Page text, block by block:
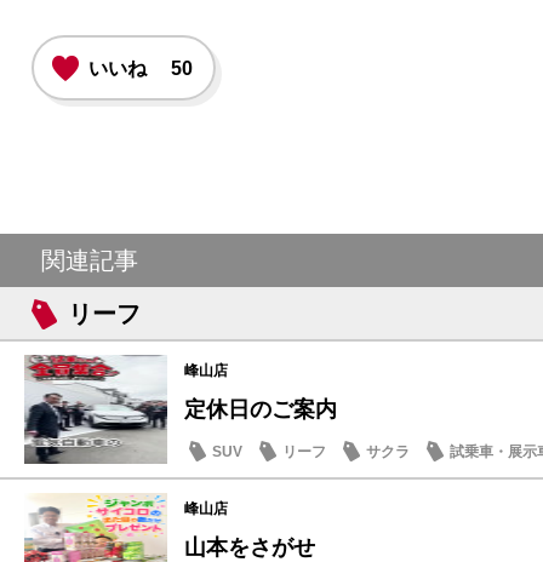
いいね 50
関連記事
リーフ
峰山店
定休日のご案内
SUV リーフ サクラ 試乗車・展示
峰山店
山本をさがせ